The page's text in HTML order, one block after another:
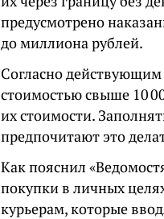
предусмотрено
до миллиона рублей.
Согласно
стоимостью свыше 10
их стоимости.
предпочитают это
Как пояснил
покупки в личных
курьерам, которые